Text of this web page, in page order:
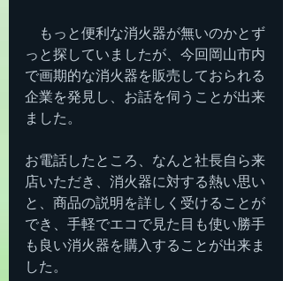
もっと便利な消火器が無いのかとず
っと探していましたが、今回岡山市内
で画期的な消火器を販売しておられる
企業を発見し、お話を伺うことが出来
ました。
お電話したところ、なんと社長自ら来
店いただき、消火器に対する熱い思い
と、商品の説明を詳しく受けることが
でき、手軽でエコで見た目も使い勝手
も良い消火器を購入することが出来ま
した。